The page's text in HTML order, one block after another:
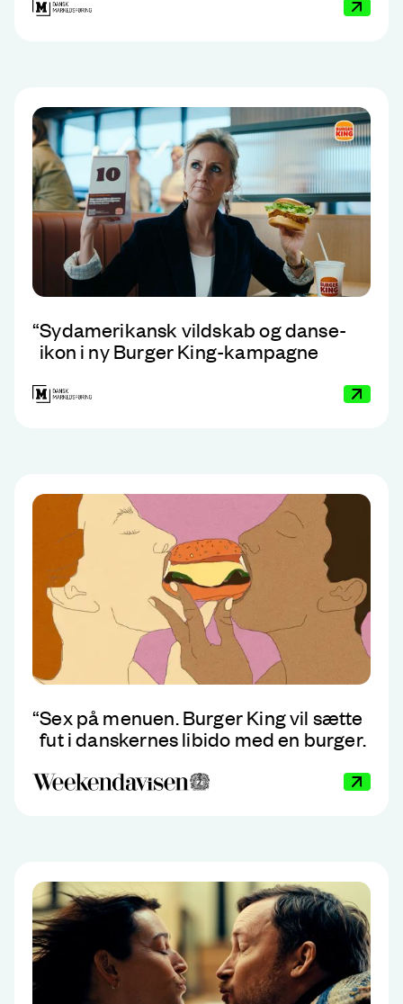
“Sydamerikansk vildskab og danse-
ikon i ny Burger King-kampagne
“Sex på menuen. Burger King vil sætte
fut i danskernes libido med en burger.